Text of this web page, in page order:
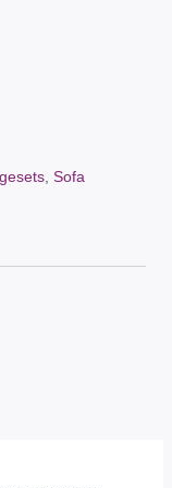
, Sofa